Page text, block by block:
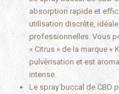
absorption rapide et
utilisation discrète,
professionnelles. Vous
« Citrus » de la marque «
pulvérisation et est
intense.
Le spray buccal de CBD